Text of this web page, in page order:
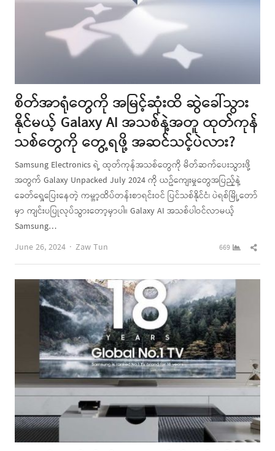
စိတ်အာရုံတွေကို အမြင့်ဆုံးထိ ဆွဲခေါ်သွား
နိုင်မယ့် Galaxy AI အသစ်နဲ့အတူ ထုတ်ကုန်
သစ်တွေကို တွေ့ရဖို့ အဆင်သင့်ပဲလား?
Samsung Electronics ရဲ့ ထုတ်ကုန်အသစ်တွေကို မိတ်ဆက်ပေးသွားဖို့
အတွက် Galaxy Unpacked July 2024 ကို ယဥ်ကျေးမှုတွေအပြည့်နဲ့
ခေတ်ရှေ့ပြေးနေတဲ့ ကမ္ဘာ့ထိပ်တန်းစာရင်းဝင် ပြင်သစ်နိုင်ငံ၊ ပဲရစ်မြို့တော်
မှာ ကျင်းပပြုလုပ်သွားတော့မှာပါ။ Galaxy AI အသစ်ပါဝင်လာမယ့်
Samsung…
June 26, 2024
Author
Zaw Tun 669